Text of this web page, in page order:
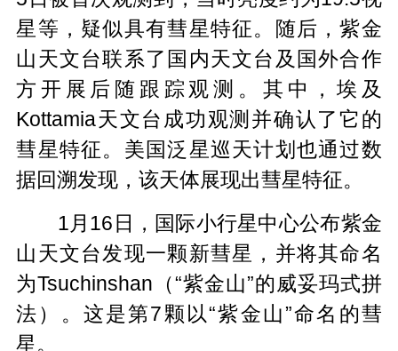
星等，疑似具有彗星特征。随后，紫金
山天文台联系了国内天文台及国外合作
方开展后随跟踪观测。其中，埃及
Kottamia天文台成功观测并确认了它的
彗星特征。美国泛星巡天计划也通过数
据回溯发现，该天体展现出彗星特征。
1月16日，国际小行星中心公布紫金
山天文台发现一颗新彗星，并将其命名
为Tsuchinshan（“紫金山”的威妥玛式拼
法）。这是第7颗以“紫金山”命名的彗
星。